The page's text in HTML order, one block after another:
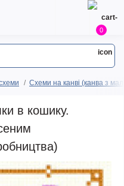
0
Схеми на канві (канва з
в кошику.